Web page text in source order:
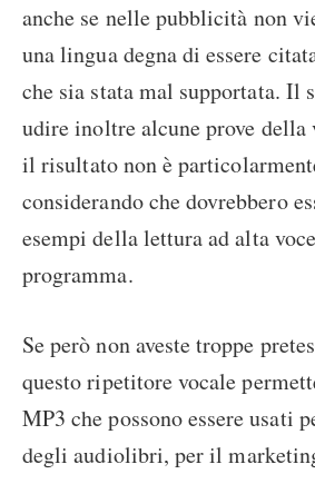
anche se nelle pubblicità non
una lingua degna di essere
che sia stata mal supportata. Il
udire inoltre alcune prove
il risultato non è
considerando che dovrebbero
esempi della lettura ad alta
programma.
Se però non aveste troppe
questo ripetitore vocale
MP3 che possono essere usati
degli audiolibri, per il